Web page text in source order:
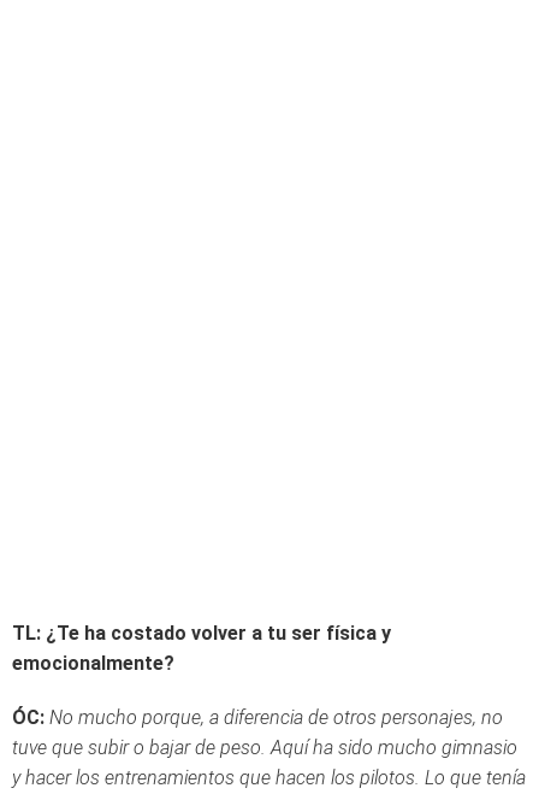
TL: ¿Te ha costado volver a tu ser física y
emocionalmente?
ÓC: No mucho porque, a diferencia de otros personajes, no
tuve que subir o bajar de peso. Aquí ha sido mucho gimnasio
y hacer los entrenamientos que hacen los pilotos. Lo que tenía